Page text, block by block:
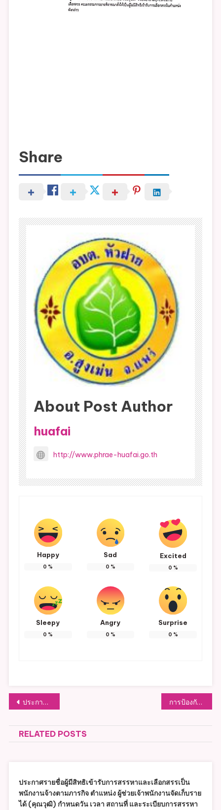
Share
About Post Author
huafai
http://www.phrae-huafai.go.th
Happy
0 %
Sad
0 %
Excited
0 %
Sleepy
0 %
Angry
0 %
Surprise
0 %
แนะแนว
เรื่อง
ประกาศ รายชื่อผู้มีสิทธิเข้ารับการสรรหาและเลือกสรรเพื่อสั่งจ้างและแต่งตั้งเป็นพนักงานจ้างตามภารกิจ ตำแหน่ง ผู้ดูแลเด็ก (ทักษะ) การป้องกันไข้เลือดออก
RELATED POSTS
ประกาศรายชื่อผู้มีสิทธิเข้ารับการสรรหาและเลือกสรรเป็น
พนักงานจ้างตามภารกิจ ตำแหน่ง ผู้ช่วยเจ้าพนักงานจัดเก็บราย
ได้ (คุณวุฒิ) กำหนดวัน เวลา สถานที่ และระเบียบการสรรหา